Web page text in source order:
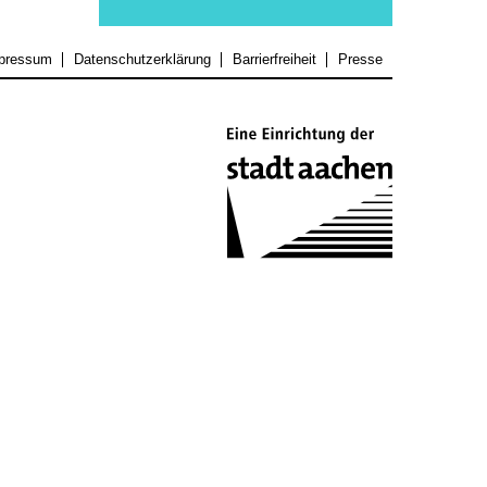
Datenschutzerklärung Barrierfreiheit Presse